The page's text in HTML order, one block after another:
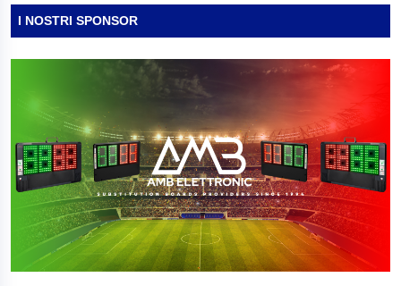
I NOSTRI SPONSOR